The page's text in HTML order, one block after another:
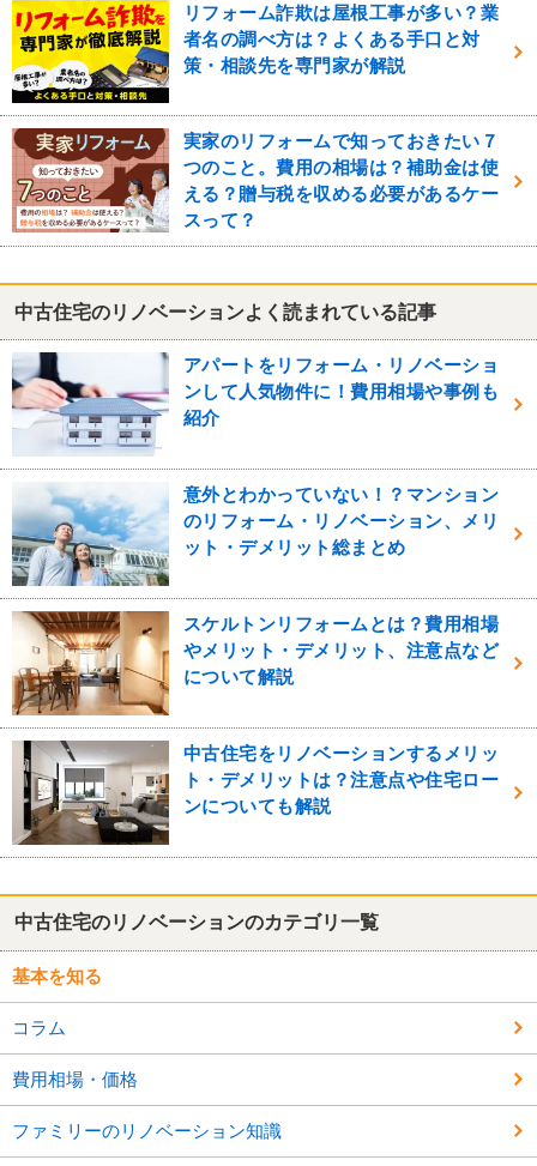
リフォーム詐欺は屋根工事が多い？業
者名の調べ方は？よくある手口と対
策・相談先を専門家が解説
実家のリフォームで知っておきたい７
つのこと。費用の相場は？補助金は使
える？贈与税を収める必要があるケー
スって？
中古住宅のリノベーションよく読まれている記事
アパートをリフォーム・リノベーショ
ンして人気物件に！費用相場や事例も
紹介
意外とわかっていない！？マンション
のリフォーム・リノベーション、メリ
ット・デメリット総まとめ
スケルトンリフォームとは？費用相場
やメリット・デメリット、注意点など
について解説
中古住宅をリノベーションするメリッ
ト・デメリットは？注意点や住宅ロー
ンについても解説
中古住宅のリノベーションのカテゴリ一覧
基本を知る
コラム
費用相場・価格
ファミリーのリノベーション知識